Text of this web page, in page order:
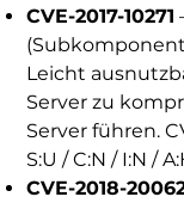
CVE-2017-10271
Leicht
Server zu
Server führen.
S:U / C:N / I:N /
CVE-2018-